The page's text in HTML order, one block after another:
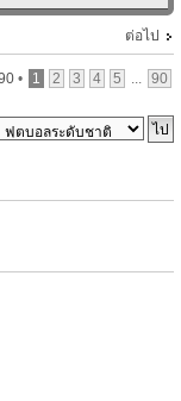
ต่อไป
• 1 2 3 4 5 ... 90